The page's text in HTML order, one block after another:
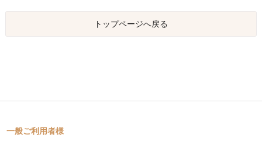
トップページへ戻る
一般ご利用者様